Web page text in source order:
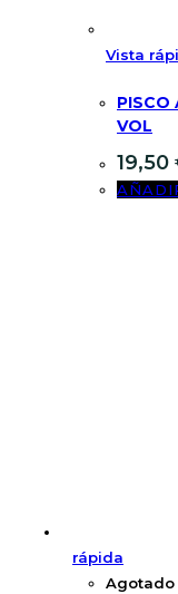
Vista
PISCO
VOL
19,50
rápida
Agotado